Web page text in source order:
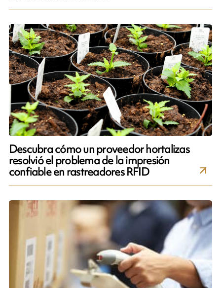
Descubra cómo un proveedor hortalizas
resolvió el problema de la impresión
confiable en rastreadores RFID